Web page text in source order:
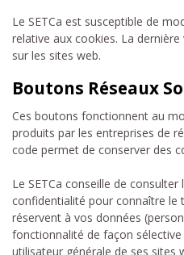
Le SETCa est susceptible de
relative aux cookies. La
sur les sites web.
Boutons Réseaux
Ces boutons fonctionnent au
produits par les entreprises de
code permet de conserver des
Le SETCa conseille de
confidentialité pour connaître le
réservent à vos données
fonctionnalité de façon sélective
utilisateur générale de ses sites